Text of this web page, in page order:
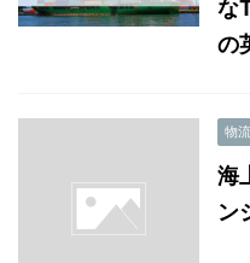
な
の
物流
海
ン